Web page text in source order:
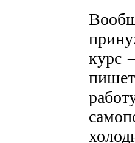
курс